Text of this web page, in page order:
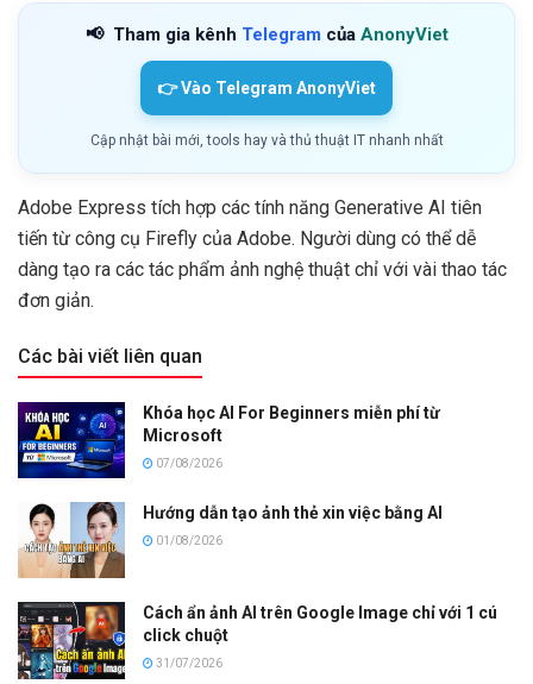
📢 Tham gia kênh Telegram của AnonyViet
👉 Vào Telegram AnonyViet
Cập nhật bài mới, tools hay và thủ thuật IT nhanh nhất
Adobe Express tích hợp các tính năng Generative AI tiên
tiến từ công cụ Firefly của Adobe. Người dùng có thể dễ
dàng tạo ra các tác phẩm ảnh nghệ thuật chỉ với vài thao tác
đơn giản.
Các bài viết liên quan
Khóa học AI For Beginners miễn phí từ
Microsoft
07/08/2026
Hướng dẫn tạo ảnh thẻ xin việc bằng AI
01/08/2026
Cách ẩn ảnh AI trên Google Image chỉ với 1 cú
click chuột
31/07/2026